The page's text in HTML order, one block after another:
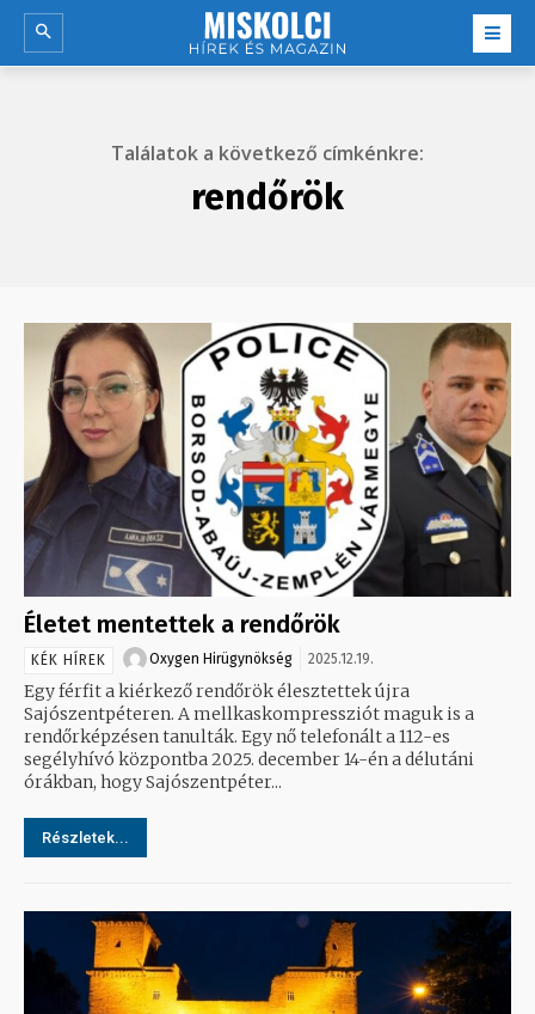
Találatok a következő címkénkre:
rendőrök
Életet mentettek a rendőrök
KÉK HÍREK Oxygen Hirügynökség 2025.12.19.
Egy férfit a kiérkező rendőrök élesztettek újra
Sajószentpéteren. A mellkaskompressziót maguk is a
rendőrképzésen tanulták. Egy nő telefonált a 112-es
segélyhívó központba 2025. december 14-én a délutáni
órákban, hogy Sajószentpéter...
Részletek...